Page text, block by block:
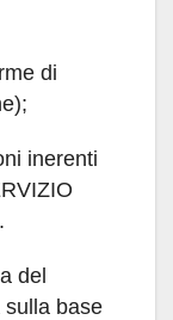
di
inerenti
del
base